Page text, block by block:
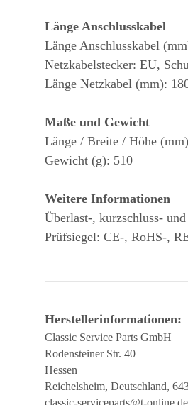
Länge Anschlusskabel
Länge Anschlusskabel
Netzkabelstecker: EU,
Länge Netzkabel (mm):
Maße und Gewicht
Länge / Breite / Höhe
Gewicht (g): 510
Weitere Informationen
Überlast-, kurzschluss-
Prüfsiegel: CE-, RoHS-,
Herstellerinformationen:
Classic Service Parts GmbH
Rodensteiner Str. 40
Hessen
Reichelsheim, Deutschland,
classic-serviceparts@t-online.de